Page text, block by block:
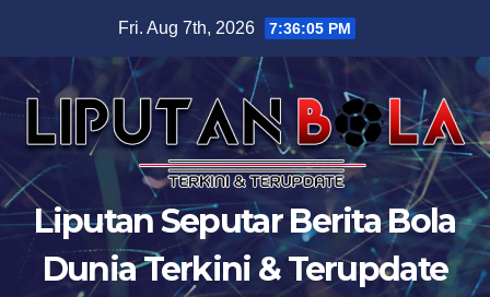
content
Fri. Aug 7th, 2026 7:36:06 PM
Liputan Seputar Berita Bola
Dunia Terkini & Terupdate